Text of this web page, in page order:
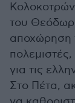
του
αποχώρηση
για τις
Στο Πέτα,